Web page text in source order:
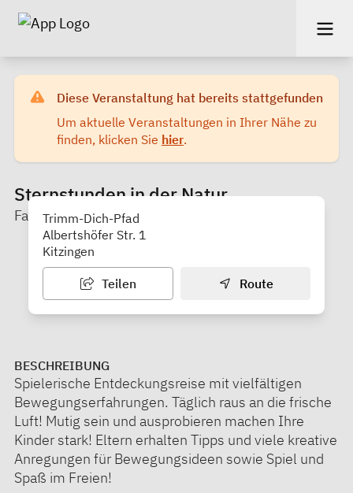
Diese Veranstaltung hat bereits stattgefunden
Um aktuelle Veranstaltungen in Ihrer Nähe zu
finden, klicken Sie hier.
Sternstunden in der Natur
Familienstützpunkt Kitzingen
Trimm-Dich-Pfad
Albertshöfer Str. 1
Kitzingen
Teilen Route
BESCHREIBUNG
Spielerische Entdeckungsreise mit vielfältigen
Bewegungserfahrungen. Täglich raus an die frische
Luft! Mutig sein und ausprobieren machen Ihre
Kinder stark! Eltern erhalten Tipps und viele kreative
Anregungen für Bewegungsideen sowie Spiel und
Spaß im Freien!